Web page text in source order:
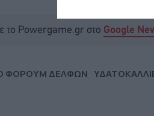
το Powergame.gr στο Google
ΦΟΡΟΥΜ ΔΕΛΦΩΝ